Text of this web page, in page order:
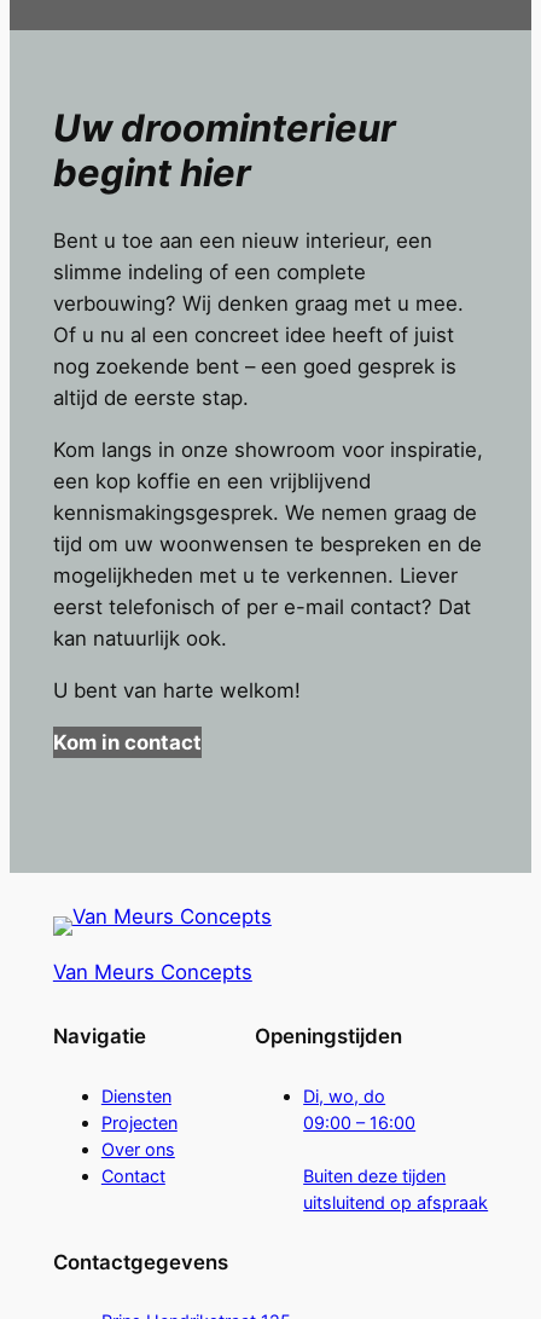
Uw droominterieur
begint hier
Bent u toe aan een nieuw interieur, een
slimme indeling of een complete
verbouwing? Wij denken graag met u mee.
Of u nu al een concreet idee heeft of juist
nog zoekende bent – een goed gesprek is
altijd de eerste stap.
Kom langs in onze showroom voor inspiratie,
een kop koffie en een vrijblijvend
kennismakingsgesprek. We nemen graag de
tijd om uw woonwensen te bespreken en de
mogelijkheden met u te verkennen. Liever
eerst telefonisch of per e-mail contact? Dat
kan natuurlijk ook.
U bent van harte welkom!
Kom in contact
Van Meurs Concepts
Navigatie
Diensten
Projecten
Over ons
Contact
Openingstijden
Di, wo, do
09:00 – 16:00
Buiten deze tijden
uitsluitend op afspraak
Contactgegevens